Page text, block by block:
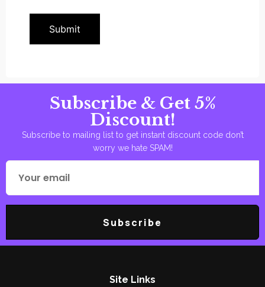
Subscribe & Get 5%
Discount!
Subscribe to mailing list to get instant discount code don’t
worry we hate SPAM!
Subscribe
Site Links